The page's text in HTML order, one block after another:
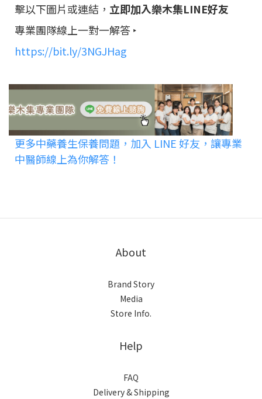
擊以下圖片或連結， 立即加入樂木集LINE好友
專業團隊線上一對一解答 ‣
https://bit.ly/3NGJHag
更多中藥養生保養問題，加入 LINE 好友，讓專業
中醫師線上為你解答！
About
Brand Story
Media
Store Info.
Help
FAQ
Delivery & Shipping